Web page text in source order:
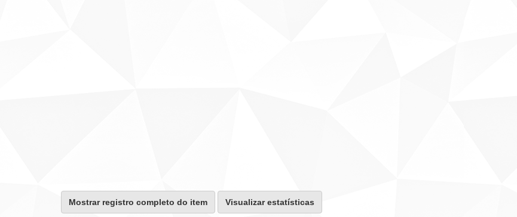
Mostrar registro completo do item Visualizar estatísticas